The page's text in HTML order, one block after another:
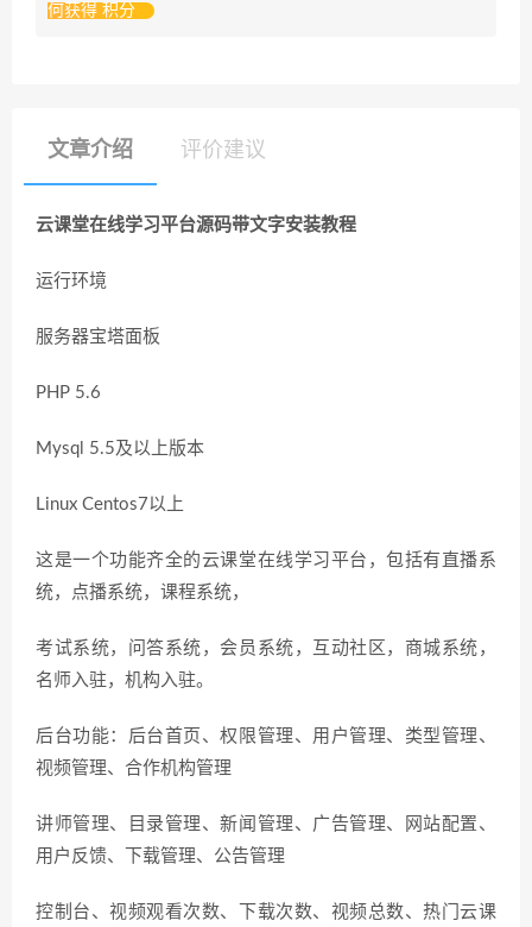
何获得 积分
文章介绍 评价建议
云课堂在线学习平台源码带文字安装教程
运行环境
服务器宝塔面板
PHP 5.6
Mysql 5.5及以上版本
Linux Centos7以上
这是一个功能齐全的云课堂在线学习平台，包括有直播系
统，点播系统，课程系统，
考试系统，问答系统，会员系统，互动社区，商城系统，
名师入驻，机构入驻。
后台功能：后台首页、权限管理、用户管理、类型管理、
视频管理、合作机构管理
讲师管理、目录管理、新闻管理、广告管理、网站配置、
用户反馈、下载管理、公告管理
控制台、视频观看次数、下载次数、视频总数、热门云课